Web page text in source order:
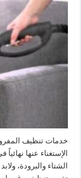
خدمات تنظيف
الإستغناء عنها
الشتاء والبرودة،